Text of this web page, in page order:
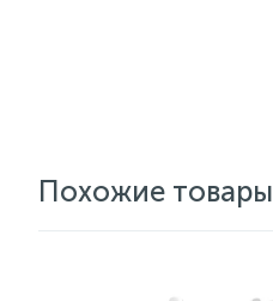
Похожие товары